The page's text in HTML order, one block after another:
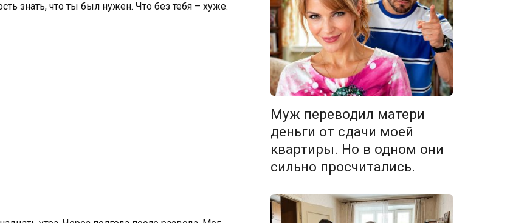
знать, что ты был нужен. Что без тебя – хуже.
Муж переводил матери
деньги от сдачи моей
квартиры. Но в одном они
сильно просчитались.